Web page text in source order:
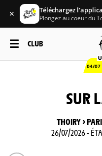
✕ Téléchargez
Plongez au coeur du
CLUB
04/07
SUR
THOIRY >
26/07/2026 -